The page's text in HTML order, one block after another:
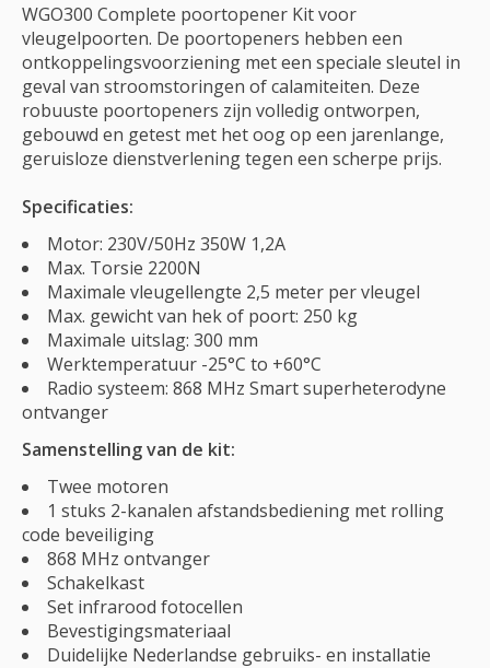
WGO300 Complete poortopener Kit voor
vleugelpoorten. De poortopeners hebben een
ontkoppelingsvoorziening met een speciale sleutel in
geval van stroomstoringen of calamiteiten. Deze
robuuste poortopeners zijn volledig ontworpen,
gebouwd en getest met het oog op een jarenlange,
geruisloze dienstverlening tegen een scherpe prijs.
Specificaties:
Motor: 230V/50Hz 350W 1,2A
Max. Torsie 2200N
Maximale vleugellengte 2,5 meter per vleugel
Max. gewicht van hek of poort: 250 kg
Maximale uitslag: 300 mm
Werktemperatuur -25°C to +60°C
Radio systeem: 868 MHz Smart superheterodyne
ontvanger
Samenstelling van de kit:
Twee motoren
1 stuks 2-kanalen afstandsbediening met rolling
code beveiliging
868 MHz ontvanger
Schakelkast
Set infrarood fotocellen
Bevestigingsmateriaal
Duidelijke Nederlandse gebruiks- en installatie